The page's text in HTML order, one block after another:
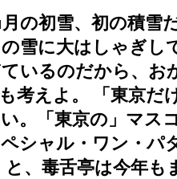
の初雪、初の積雪
雪に大はしゃぎし
いるのだから、お
考えよ。 「東京だ
。「東京の」マス
シャル・ワン・パ
、毒舌亭は今年も